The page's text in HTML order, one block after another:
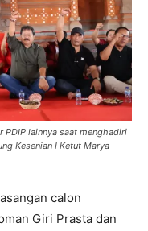
PDIP lainnya saat menghadiri
Kesenian I Ketut Marya
calon
Giri Prasta dan